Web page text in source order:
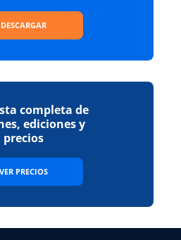
DESCARGAR
completa de
ediciones y
precios
VER PRECIOS